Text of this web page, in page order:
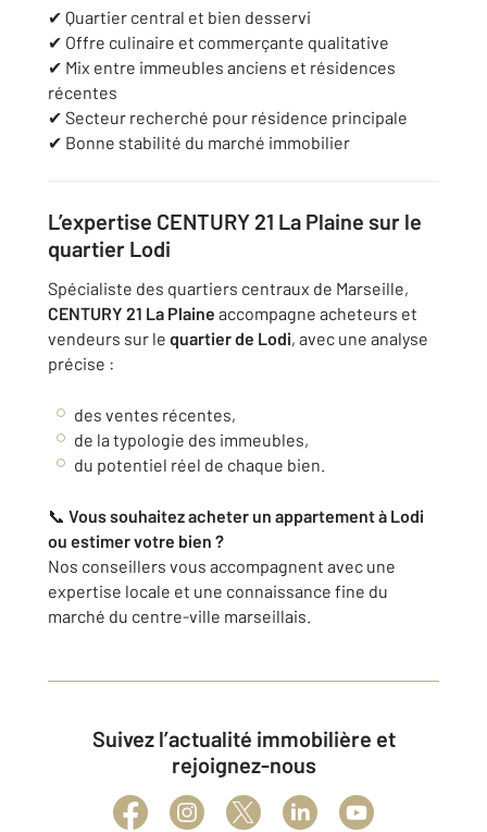
✔ Quartier central et bien desservi
✔ Offre culinaire et commerçante qualitative
✔ Mix entre immeubles anciens et résidences
récentes
✔ Secteur recherché pour résidence principale
✔ Bonne stabilité du marché immobilier
L’expertise CENTURY 21 La Plaine sur le
quartier Lodi
Spécialiste des quartiers centraux de Marseille,
CENTURY 21 La Plaine accompagne acheteurs et
vendeurs sur le quartier de Lodi, avec une analyse
précise :
des ventes récentes,
de la typologie des immeubles,
du potentiel réel de chaque bien.
📞 Vous souhaitez acheter un appartement à Lodi
ou estimer votre bien ?
Nos conseillers vous accompagnent avec une
expertise locale et une connaissance fine du
marché du centre-ville marseillais.
Suivez l’actualité immobilière et
rejoignez-nous